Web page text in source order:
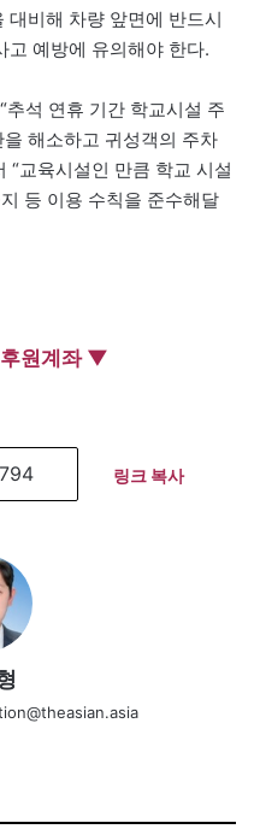
대비해 차량 앞면에 반드시
고 예방에 유의해야 한다.
석 연휴 기간 학교시설 주
해소하고 귀성객의 주차
“교육시설인 만큼 학교 시설
등 이용 수칙을 준수해달
원계좌 ▼
링크 복사